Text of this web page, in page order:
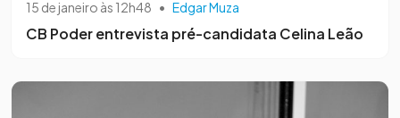
15 de janeiro às 12h48 • Edgar Muza
CB Poder entrevista pré-candidata Celina Leão